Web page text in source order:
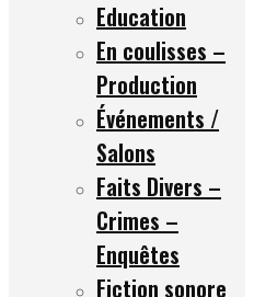
Education
En coulisses –
Production
Événements /
Salons
Faits Divers –
Crimes –
Enquêtes
Fiction sonore